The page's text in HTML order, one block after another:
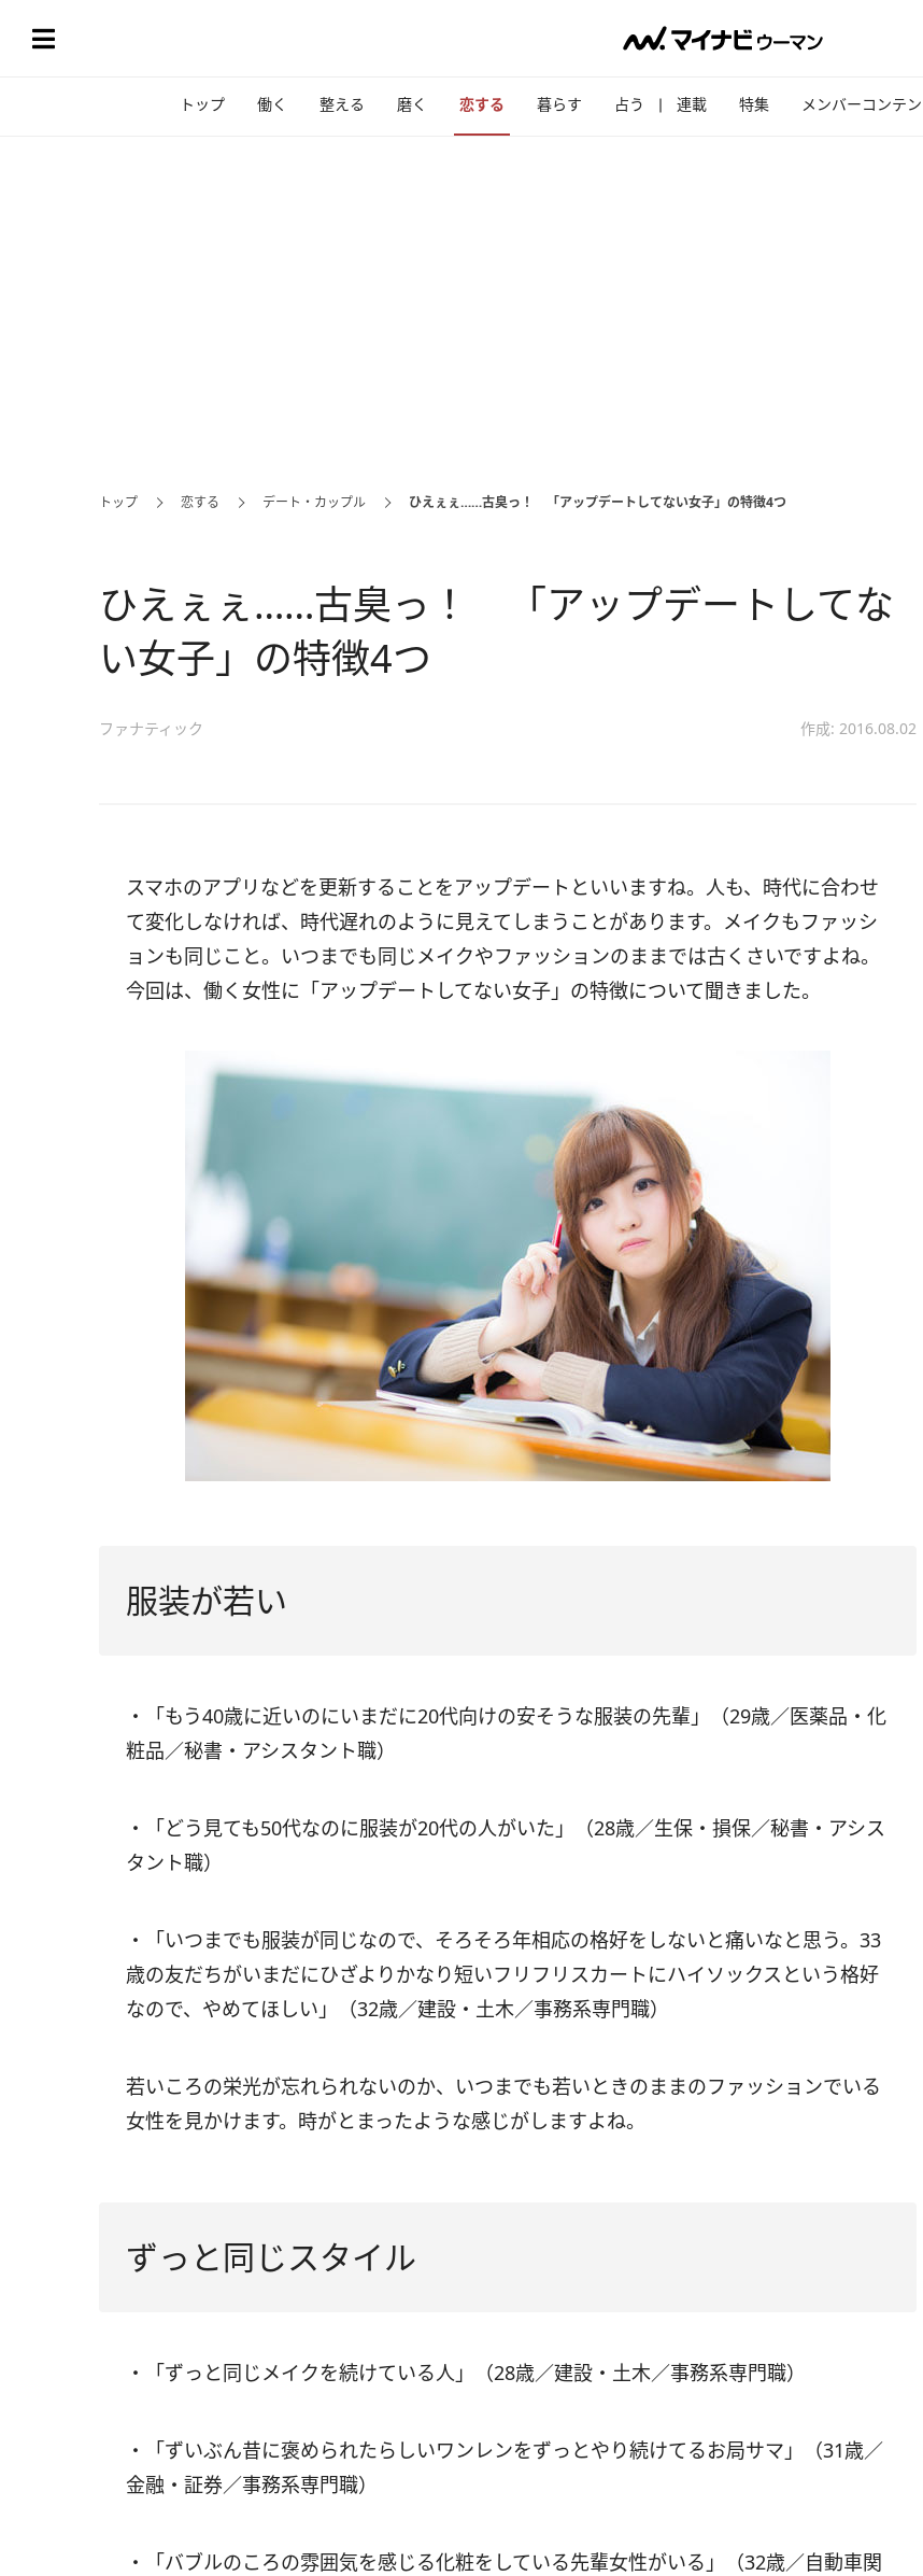
トップ 働く 整える 磨く 恋する 暮らす 占う 連載 特集 メンバーコンテ
トップ 恋する デート・カップル ひえぇぇ……古臭っ！ 「アップデートしてない女子」の特徴4つ
ひえぇぇ……古臭っ！ 「アップデートしてな
い女子」の特徴4つ
ファナティック 作成: 2016.08.02
スマホのアプリなどを更新することをアップデートといいますね。人も、時代に合わせ
て変化しなければ、時代遅れのように見えてしまうことがあります。メイクもファッシ
ョンも同じこと。いつまでも同じメイクやファッションのままでは古くさいですよね。
今回は、働く女性に「アップデートしてない女子」の特徴について聞きました。
服装が若い
・「もう40歳に近いのにいまだに20代向けの安そうな服装の先輩」（29歳／医薬品・化
粧品／秘書・アシスタント職）
・「どう見ても50代なのに服装が20代の人がいた」（28歳／生保・損保／秘書・アシス
タント職）
・「いつまでも服装が同じなので、そろそろ年相応の格好をしないと痛いなと思う。33
歳の友だちがいまだにひざよりかなり短いフリフリスカートにハイソックスという格好
なので、やめてほしい」（32歳／建設・土木／事務系専門職）
若いころの栄光が忘れられないのか、いつまでも若いときのままのファッションでいる
女性を見かけます。時がとまったような感じがしますよね。
ずっと同じスタイル
・「ずっと同じメイクを続けている人」（28歳／建設・土木／事務系専門職）
・「ずいぶん昔に褒められたらしいワンレンをずっとやり続けてるお局サマ」（31歳／
金融・証券／事務系専門職）
・「バブルのころの雰囲気を感じる化粧をしている先輩女性がいる」（32歳／自動車関